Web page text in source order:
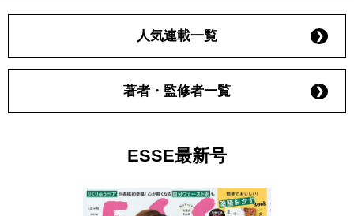
人気連載一覧
著者・監修者一覧
ESSE最新号